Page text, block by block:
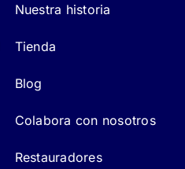
Nuestra historia
Tienda
Blog
Colabora con nosotros
Restauradores